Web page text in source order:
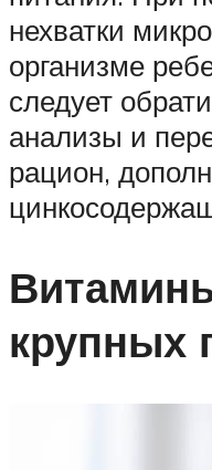
нехватки
организме
следует
анализы и
рацион,
крупных